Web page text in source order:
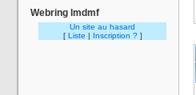
Webring lmdmf
Un site au hasard
[ Liste | Inscription ? ]